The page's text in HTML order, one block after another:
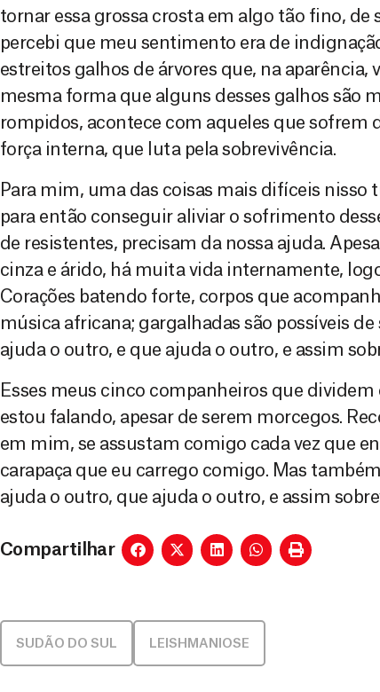
tornar essa grossa crosta em algo tão fino, de
percebi que meu sentimento era de
estreitos galhos de árvores que, na aparência,
mesma forma que alguns desses galhos são
rompidos, acontece com aqueles que sofrem
força interna, que luta pela sobrevivência.
Para mim, uma das coisas mais difíceis nisso
para então conseguir aliviar o sofrimento
de resistentes, precisam da nossa ajuda.
cinza e árido, há muita vida internamente, logo
Corações batendo forte, corpos que
música africana; gargalhadas são possíveis
ajuda o outro, e que ajuda o outro, e assim
Esses meus cinco companheiros que
estou falando, apesar de serem morcegos.
em mim, se assustam comigo cada vez que
carapaça que eu carrego comigo. Mas
ajuda o outro, que ajuda o outro, e assim
Compartilhar
SUDÃO DO SUL LEISHMANIOSE